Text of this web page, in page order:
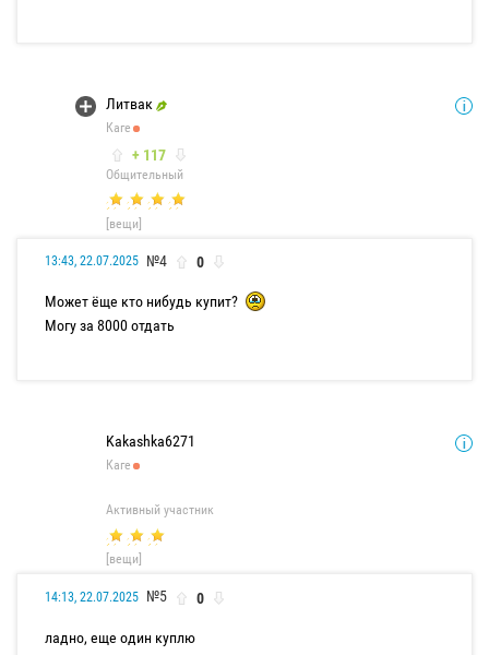
Литвак
Каге
+ 117
Общительный
[вещи]
13:43, 22.07.2025 №4 0
Может ёще кто нибудь купит?
Могу за 8000 отдать
Kakashka6271
Каге
Активный участник
[вещи]
14:13, 22.07.2025 №5 0
ладно, еще один куплю